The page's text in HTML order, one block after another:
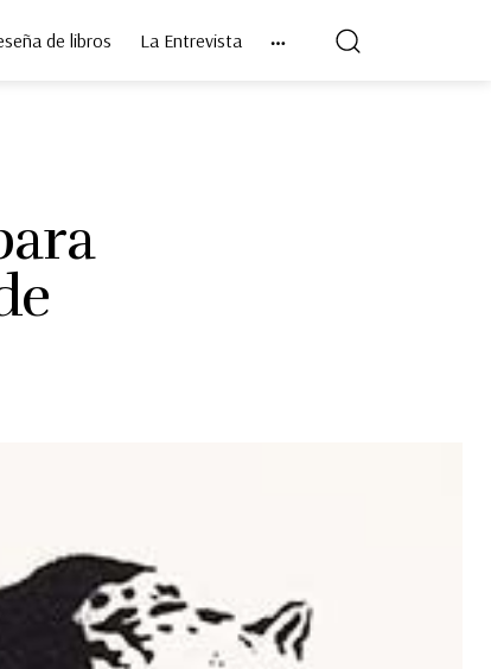
de libros La Entrevista